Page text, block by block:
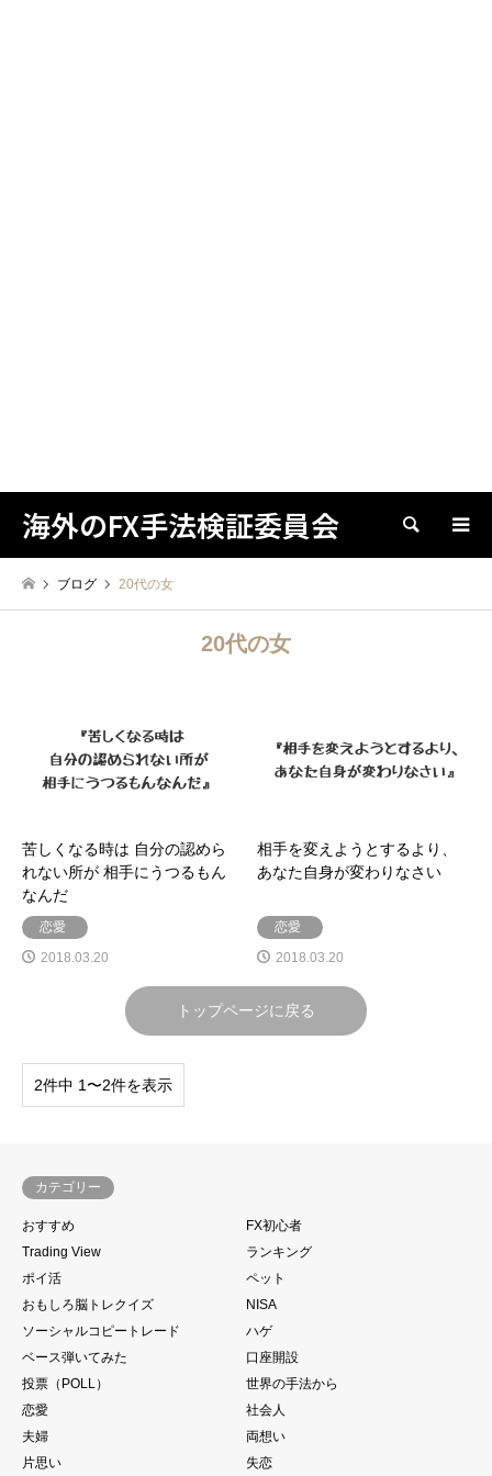
海外のFX手法検証委員会 検索
ブログ 20代の女
20代の女
苦しくなる時は 自分の認めら
れない所が 相手にうつるもん
なんだ
恋愛
2018.03.20
相手を変えようとするより、
あなた自身が変わりなさい
恋愛
2018.03.20
トップページに戻る
2件中 1〜2件を表示
カテゴリー
おすすめ
FX初心者
Trading View
ランキング
ポイ活
ペット
おもしろ脳トレクイズ
NISA
ソーシャルコピートレード
ハゲ
ベース弾いてみた
口座開設
投票（POLL）
世界の手法から
恋愛
社会人
夫婦
両想い
片思い
失恋